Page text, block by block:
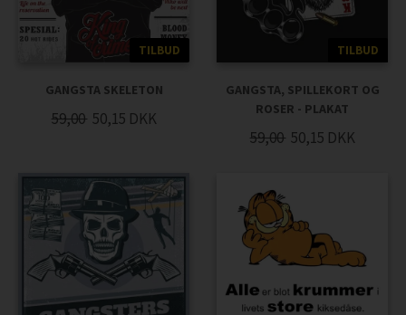
TILBUD
GANGSTA SKELETON
59,00 50,15 DKK
TILBUD
GANGSTA, SPILLEKORT OG
ROSER - PLAKAT
59,00 50,15 DKK